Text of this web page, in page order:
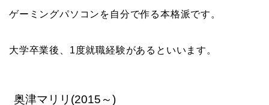
ゲーミングパソコンを自分で作る本格派です。
大学卒業後、1度就職経験があるといいます。
奥津マリリ(2015～)